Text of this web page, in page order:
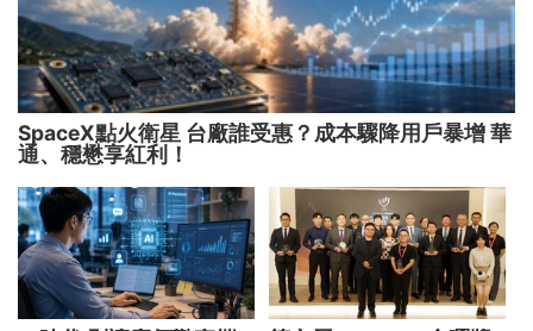
SpaceX點火衛星 台廠誰受惠？成本驟降用戶暴增 華
通、穩懋享紅利！